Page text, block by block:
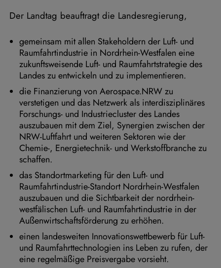
Der Landtag beauftragt die Landesregierung,
gemeinsam mit allen Stakeholdern der Luft- und
Raumfahrtindustrie in Nordrhein-Westfalen eine
zukunftsweisende Luft- und Raumfahrtstrategie des
Landes zu entwickeln und zu implementieren.
die Finanzierung von Aerospace.NRW zu
verstetigen und das Netzwerk als interdisziplinäres
Forschungs- und Industriecluster des Landes
auszubauen mit dem Ziel, Synergien zwischen der
NRW-Luftfahrt und weiteren Sektoren wie der
Chemie-, Energietechnik- und Werkstoffbranche zu
schaffen.
das Standortmarketing für den Luft- und
Raumfahrtindustrie-Standort Nordrhein-Westfalen
auszubauen und die Sichtbarkeit der nordrhein-
westfälischen Luft- und Raumfahrtindustrie in der
Außenwirtschaftsförderung zu erhöhen.
einen landesweiten Innovationswettbewerb für Luft-
und Raumfahrttechnologien ins Leben zu rufen, der
eine regelmäßige Preisvergabe vorsieht.